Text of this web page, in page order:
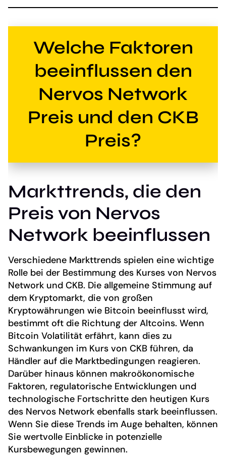
Welche Faktoren
beeinflussen den
Nervos Network
Preis und den CKB
Preis?
Markttrends, die den
Preis von Nervos
Network beeinflussen
Verschiedene Markttrends spielen eine wichtige
Rolle bei der Bestimmung des Kurses von Nervos
Network und CKB. Die allgemeine Stimmung auf
dem Kryptomarkt, die von großen
Kryptowährungen wie Bitcoin beeinflusst wird,
bestimmt oft die Richtung der Altcoins. Wenn
Bitcoin Volatilität erfährt, kann dies zu
Schwankungen im Kurs von CKB führen, da
Händler auf die Marktbedingungen reagieren.
Darüber hinaus können makroökonomische
Faktoren, regulatorische Entwicklungen und
technologische Fortschritte den heutigen Kurs
des Nervos Network ebenfalls stark beeinflussen.
Wenn Sie diese Trends im Auge behalten, können
Sie wertvolle Einblicke in potenzielle
Kursbewegungen gewinnen.